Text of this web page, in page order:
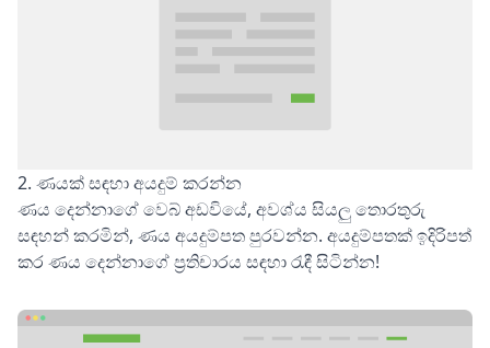
2. ණයක් සඳහා අයදුම් කරන්න
ණය දෙන්නාගේ වෙබ් අඩවියේ, අවශ්ය සියලු තොරතුරු
සඳහන් කරමින්, ණය අයදුම්පත පුරවන්න. අයදුම්පතක් ඉදිරිපත්
කර ණය දෙන්නාගේ ප්‍රතිචාරය සඳහා රැඳී සිටින්න!